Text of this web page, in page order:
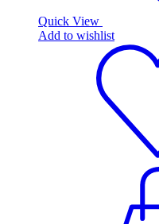
Quick View
Add to wishlist